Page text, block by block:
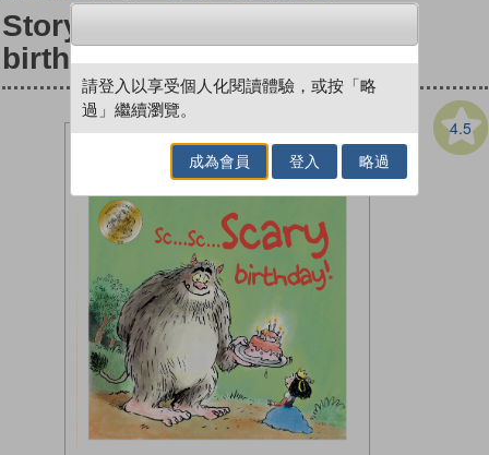
StoryBox : SC…SC…Scary
birthday !
4.5
請登入以享受個人化閱讀體驗，或按「略
過」繼續瀏覽。
成為會員 登入 略過